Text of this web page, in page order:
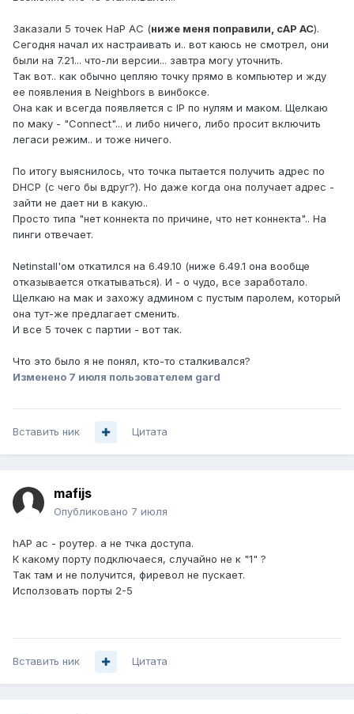
Заказали 5 точек HaP AC (ниже меня поправили, cAP AC).
Сегодня начал их настраивать и.. вот каюсь не смотрел, они
были на 7.21... что-ли версии... завтра могу уточнить.
Так вот.. как обычно цепляю точку прямо в компьютер и жду
ее появления в Neighbors в винбоксе.
Она как и всегда появляется с IP по нулям и маком. Щелкаю
по маку - "Connect"... и либо ничего, либо просит включить
легаси режим.. и тоже ничего.
По итогу выяснилось, что точка пытается получить адрес по
DHCP (с чего бы вдруг?). Но даже когда она получает адрес -
зайти не дает ни в какую..
Просто типа "нет коннекта по причине, что нет коннекта".. На
пинги отвечает.
Netinstall'ом откатился на 6.49.10 (ниже 6.49.1 она вообще
отказывается откатываться). И - о чудо, все заработало.
Щелкаю на мак и захожу админом с пустым паролем, который
она тут-же предлагает сменить.
И все 5 точек с партии - вот так.
Что это было я не понял, кто-то сталкивался?
Изменено 7 июля пользователем gard
Вставить ник Цитата
mafijs
Опубликовано 7 июля
hAP ac - роутер. а не тчка доступа.
К кaкому порту подключaеся, случайно не к "1" ?
Так там и не получится, фиревол не пускает.
Исползовать порты 2-5
Вставить ник Цитата